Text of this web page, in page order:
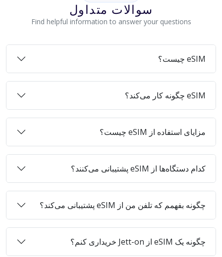
سوالات متداول
Find helpful information to answer your questions
eSIM چیست؟
eSIM چگونه کار می‌کند؟
مزایای استفاده از eSIM چیست؟
کدام دستگاه‌ها از eSIM پشتیبانی می‌کنند؟
چگونه بفهمم که تلفن من از eSIM پشتیبانی می‌کند؟
چگونه یک eSIM از Jett-on خریداری کنم؟